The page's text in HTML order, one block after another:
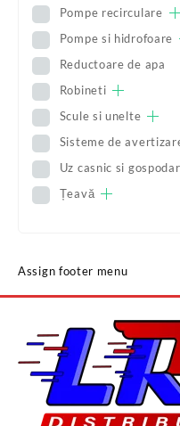
Pompe recirculare
Pompe si hidrofoare
Reductoare de apa
Robineti
Scule si unelte
Sisteme de
Uz casnic si
Țeavă
Assign footer menu